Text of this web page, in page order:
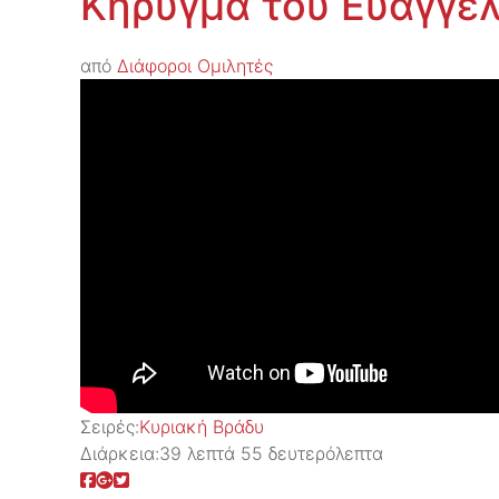
από Διάφοροι Ομιλητές
Σειρές:Kυριακή Βράδυ
Διάρκεια:39 λεπτά 55 δευτερόλεπτα